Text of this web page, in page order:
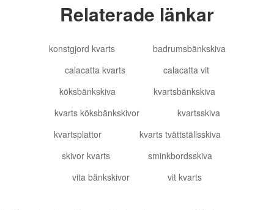
Relaterade länkar
konstgjord kvarts
badrumsbänkskiva
calacatta kvarts
calacatta vit
köksbänkskiva
kvartsbänkskiva
kvarts köksbänkskivor
kvartsskiva
kvartsplattor
kvarts tvättställsskiva
skivor kvarts
sminkbordsskiva
vita bänkskivor
vit kvarts